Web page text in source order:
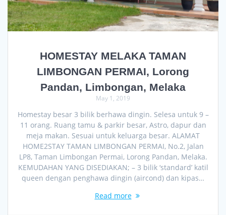
HOMESTAY MELAKA TAMAN
LIMBONGAN PERMAI, Lorong
Pandan, Limbongan, Melaka
May 1, 2019
Homestay besar 3 bilik berhawa dingin. Selesa untuk 9 –
11 orang. Ruang tamu & parkir besar, Astro, dapur dan
meja makan. Sesuai untuk keluarga besar. ALAMAT
HOME2STAY TAMAN LIMBONGAN PERMAI, No.2, Jalan
LP8, Taman Limbongan Permai, Lorong Pandan, Melaka.
KEMUDAHAN YANG DISEDIAKAN; – 3 bilik ‘standard’ katil
queen dengan penghawa dingin (aircond) dan kipas…
Read more